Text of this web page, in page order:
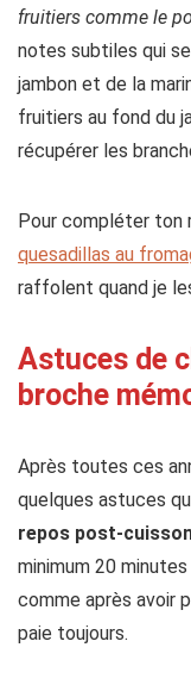
fruitiers comme le
notes subtiles qui
jambon et de la
fruitiers au fond du
récupérer les
Pour compléter ton
quesadillas au
raffolent quand je
Astuces de
broche
Après toutes ces
quelques astuces
repos post-
minimum 20 minutes
comme après avoir
paie toujours.